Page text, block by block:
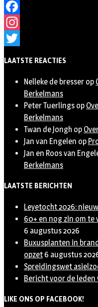
Facebook
Instagram
LAATSTE REACTIES
Nelleke de bresser op
Berkelmans
Peter Tuerlings op
Berkelmans
Twan de Jongh op
Jan van Engelen op
Jan en Roos van
Berkelmans
LAATSTE BERICHTEN
Leyetocht 2026:
60+ en nog zin om te
6 augustus 2026
Buxusplanten in
opzet 6 augustus
Spreidingswet
Bericht voor de leden
LIKE ONS OP FACEBOOK!